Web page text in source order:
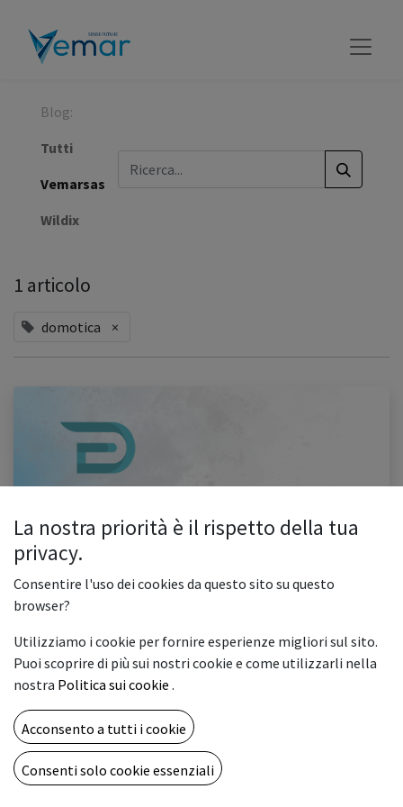
Blog:
Tutti
Vemarsas
Wildix
1 articolo
domotica ×
Delis: Cos'è, Come funziona, Quali sono i vantaggi
In questo articolo Introduzione La visione di Delis: unificare il mondo della
domotica Come funziona Delis: dal marketplace alle scene intelligenti I
vantaggi di Delis e la transizione ecologica 5.0 C...
0 3864
CHI SIAMO
Una full immersion nel mondo della stampa digitale e delle
artigrafiche al fine di condividere idee e tecnologie
innovative.
La nostra priorità è il rispetto della tua
privacy.
Consentire l'uso dei cookies da questo sito su questo
browser?
Utilizziamo i cookie per fornire esperienze migliori sul sito.
Puoi scoprire di più sui nostri cookie e come utilizzarli nella
nostra Politica sui cookie .
Acconsento a tutti i cookie
Consenti solo cookie essenziali